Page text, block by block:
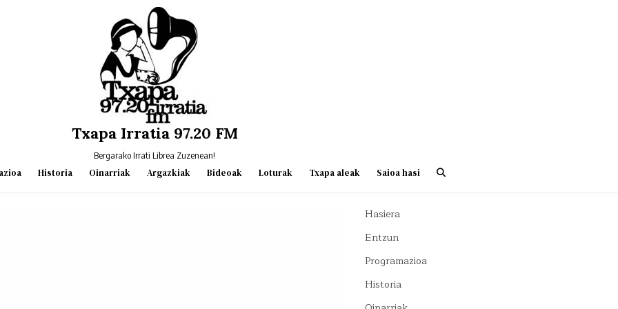
Txapa Irratia 97.20 FM
Bergarako Irrati Librea Zuzenean!
Historia Oinarriak Argazkiak Bideoak Loturak Txapa aleak Saioa hasi
Hasiera
Entzun
Programazioa
Historia